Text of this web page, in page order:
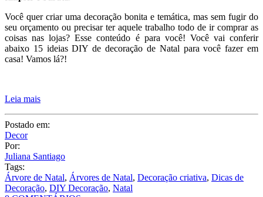
Você quer criar uma decoração bonita e temática, mas sem fugir do
seu orçamento ou precisar ter aquele trabalho todo de ir comprar as
coisas nas lojas? Esse conteúdo é para você! Você vai conferir
abaixo 15 ideias DIY de decoração de Natal para você fazer em
casa! Vamos lá?!
Leia mais
Postado em:
Decor
Por:
Juliana Santiago
Tags:
Árvore de Natal, Árvores de Natal, Decoração criativa, Dicas de
Decoração, DIY Decoração, Natal